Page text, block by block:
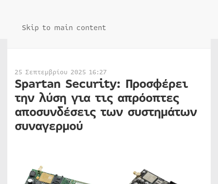
Skip to main content
25 Σεπτεμβρίου 2025 16:27
Spartan Security: Προσφέρει
την λύση για τις απρόοπτες
αποσυνδέσεις των συστημάτων
συναγερμού